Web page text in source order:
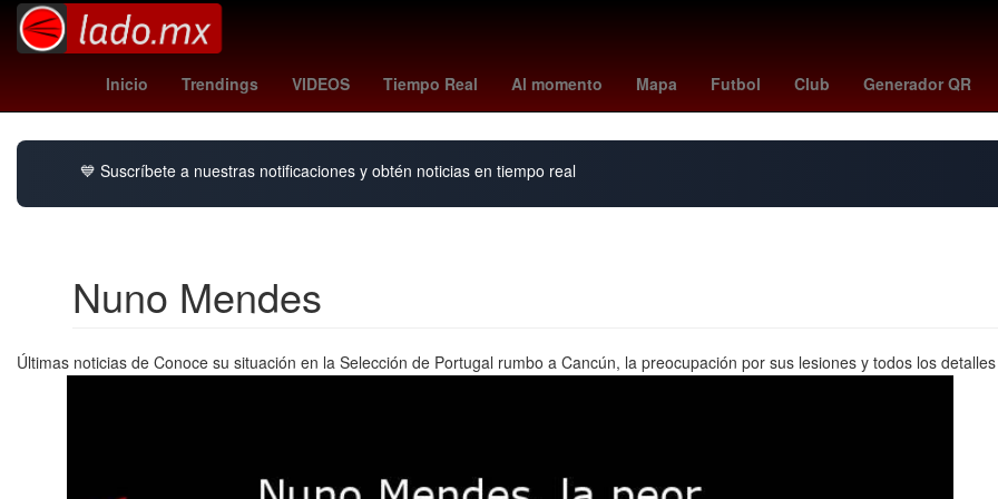
Inicio Trendings VIDEOS Tiempo Real Al momento Mapa Futbol Club Generador QR
Pago Perú Aguascalientes Abdalá II de Jordania Portland Trail Blazers amazon prime Ácido graso
💙 Suscríbete a nuestras notificaciones y obtén noticias en tiempo real
Nuno Mendes
Últimas noticias de Conoce su situación en la Selección de Portugal rumbo a Cancún, la preocupación por sus lesiones y todos los